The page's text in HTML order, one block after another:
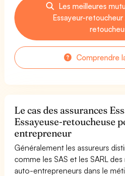
Les meilleures
Essayeur-
Comprendre
Le cas des assurances
Essayeuse-retoucheuse
entrepreneur
Généralement les assureurs
comme les SAS et les SARL
auto-entrepreneurs dans le